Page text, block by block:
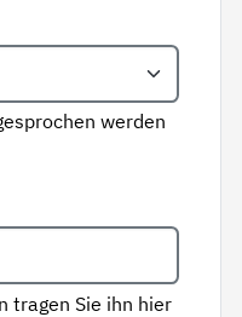
werden
tragen Sie ihn hier